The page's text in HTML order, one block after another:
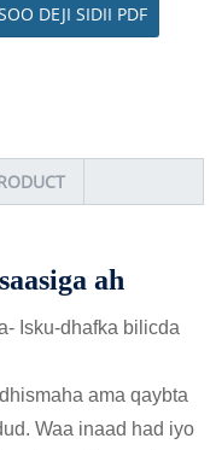
DEJI SIDII PDF
ah
- Isku-dhafka bilicda
ama qaybta
Waa inaad had iyo